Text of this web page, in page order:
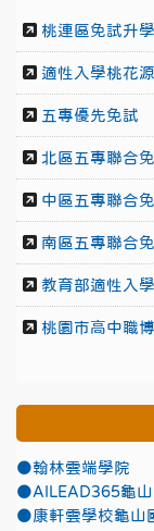
桃連區免試升學
適性入學桃花源
五專優先免試
北區五專聯合
中區五專聯合
南區五專聯合
教育部適性入
桃園市高中職
●翰林雲端學院
●AILEAD365龜山
●康軒雲學校龜山